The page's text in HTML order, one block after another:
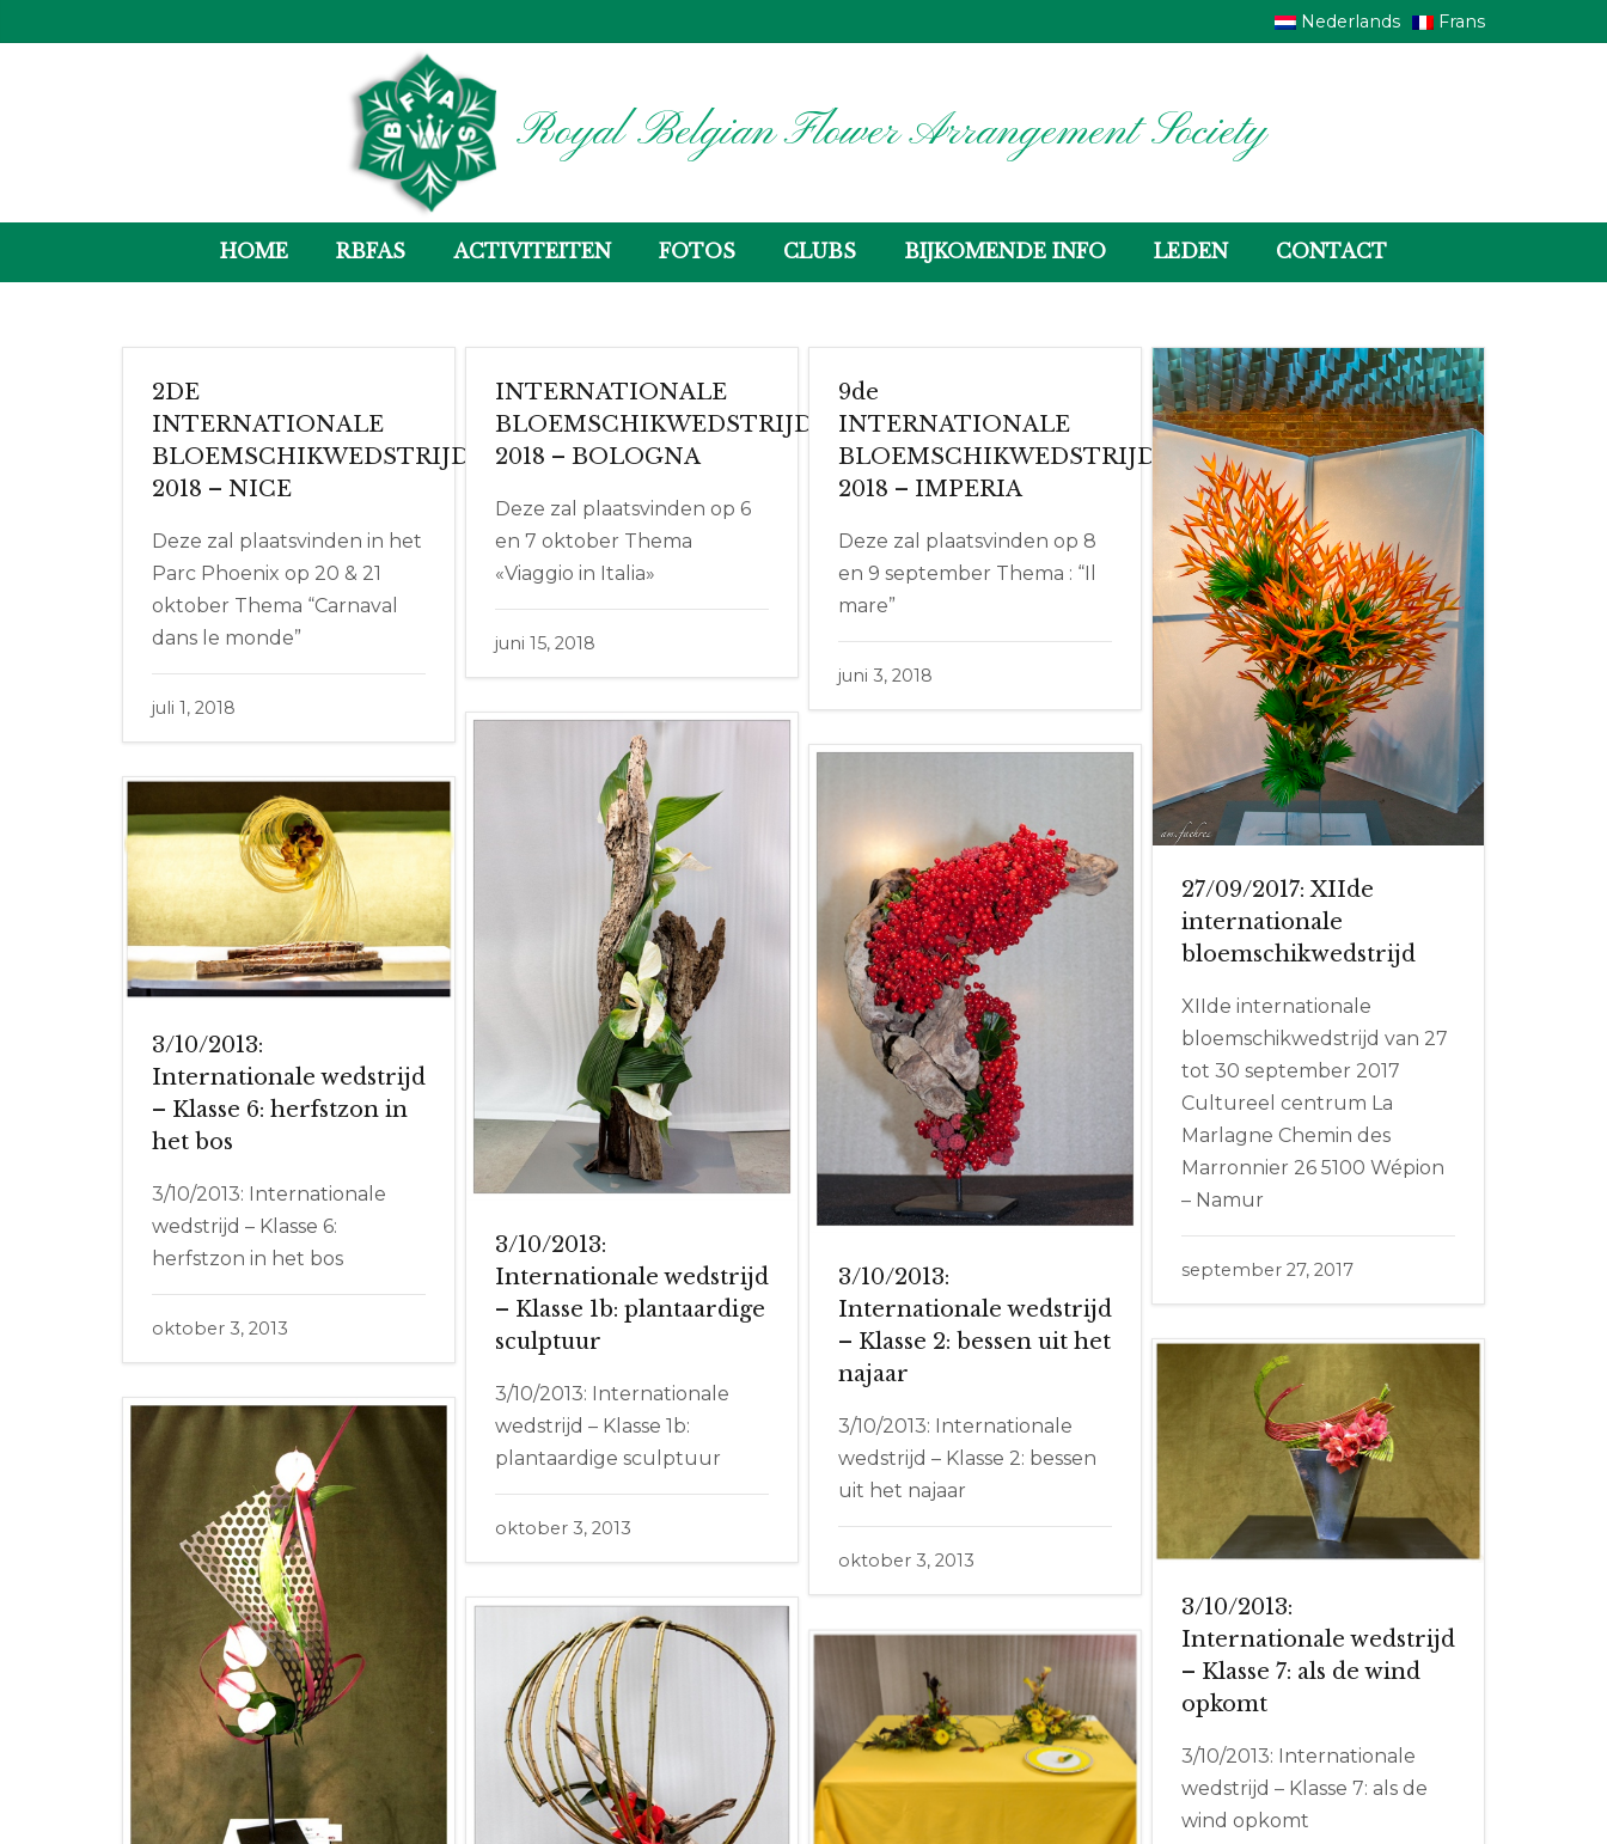
Nederlands Frans
Royal Belgian Flower Arrangement Society
HOME RBFAS ACTIVITEITEN FOTOS CLUBS BIJKOMENDE INFO LEDEN CONTACT
2DE
INTERNATIONALE
BLOEMSCHIKWEDSTRIJD
2018 – NICE
Deze zal plaatsvinden in het
Parc Phoenix op 20 & 21
oktober Thema “Carnaval
dans le monde”
juli 1, 2018
INTERNATIONALE
BLOEMSCHIKWEDSTRIJD
2018 – BOLOGNA
Deze zal plaatsvinden op 6
en 7 oktober Thema
«Viaggio in Italia»
juni 15, 2018
9de
INTERNATIONALE
BLOEMSCHIKWEDSTRIJD
2018 – IMPERIA
Deze zal plaatsvinden op 8
en 9 september Thema : “Il
mare”
juni 3, 2018
27/09/2017: XIIde
internationale
bloemschikwedstrijd
XIIde internationale
bloemschikwedstrijd van 27
tot 30 september 2017
Cultureel centrum La
Marlagne Chemin des
Marronnier 26 5100 Wépion
– Namur
september 27, 2017
3/10/2013:
Internationale wedstrijd
– Klasse 1b: plantaardige
sculptuur
3/10/2013: Internationale
wedstrijd – Klasse 1b:
plantaardige sculptuur
oktober 3, 2013
3/10/2013:
Internationale wedstrijd
– Klasse 2: bessen uit het
najaar
3/10/2013: Internationale
wedstrijd – Klasse 2: bessen
uit het najaar
oktober 3, 2013
3/10/2013:
Internationale wedstrijd
– Klasse 6: herfstzon in
het bos
3/10/2013: Internationale
wedstrijd – Klasse 6:
herfstzon in het bos
oktober 3, 2013
3/10/2013:
Internationale wedstrijd
– Klasse 7: als de wind
opkomt
3/10/2013: Internationale
wedstrijd – Klasse 7: als de
wind opkomt